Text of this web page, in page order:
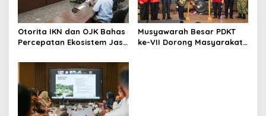
Otorita IKN dan OJK Bahas
Percepatan Ekosistem Jasa
Musyawarah Besar PDKT
ke-VII Dorong Masyarakat